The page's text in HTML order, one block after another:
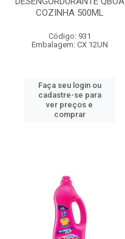
COZINHA 500ML
Código: 931
Embalagem: CX 12UN
Faça seu login ou
cadastre-se para
ver preços e
comprar